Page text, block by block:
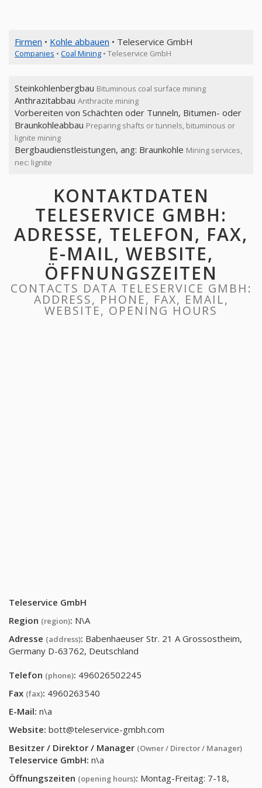
Firmen • Kohle abbauen • Teleservice GmbH
Companies • Coal Mining • Teleservice GmbH
Steinkohlenbergbau Bituminous coal surface mining
Anthrazitabbau Anthracite mining
Vorbereiten von Schächten oder Tunneln, Bitumen- oder
Braunkohleabbau Preparing shafts or tunnels, bituminous or
lignite mining
Bergbaudienstleistungen, ang: Braunkohle Mining services,
nec: lignite
KONTAKTDATEN
TELESERVICE GMBH:
ADRESSE, TELEFON, FAX,
E-MAIL, WEBSITE,
ÖFFNUNGSZEITEN
CONTACTS DATA TELESERVICE GMBH:
ADDRESS, PHONE, FAX, EMAIL,
WEBSITE, OPENING HOURS
Teleservice GmbH
Region (region): N\A
Adresse (address): Babenhaeuser Str. 21 A Grossostheim,
Germany D-63762, Deutschland
Telefon (phone): 496026502245
Fax (fax): 4960263540
E-Mail: n\a
Website: bott@teleservice-gmbh.com
Besitzer / Direktor / Manager (Owner / Director / Manager)
Teleservice GmbH: n\a
Öffnungszeiten (opening hours): Montag-Freitag: 7-18,